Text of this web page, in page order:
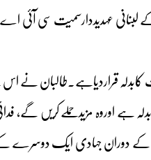
ایف کے لبنانی عہدیددارسمیت سی
قراردیاہے۔طالبان نے اس
ہے اوروہ مزیدحملے کریں گے،
کے دوران جہادی ایک دوسرے